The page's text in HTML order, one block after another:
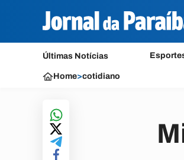
Últimas Notícias
Home>cotidiano